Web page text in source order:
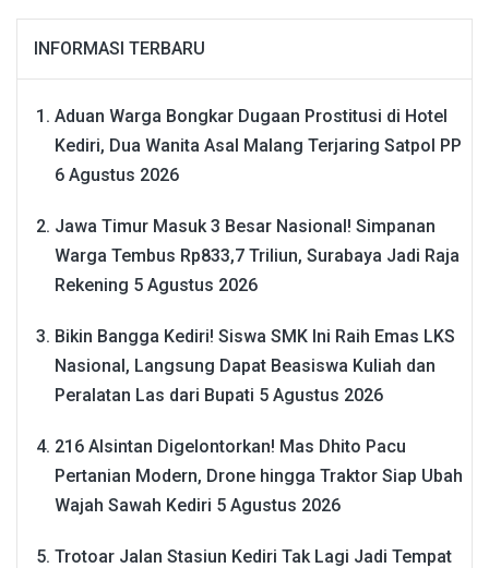
INFORMASI TERBARU
Aduan Warga Bongkar Dugaan Prostitusi di Hotel
Kediri, Dua Wanita Asal Malang Terjaring Satpol PP
6 Agustus 2026
Jawa Timur Masuk 3 Besar Nasional! Simpanan
Warga Tembus Rp833,7 Triliun, Surabaya Jadi Raja
Rekening 5 Agustus 2026
Bikin Bangga Kediri! Siswa SMK Ini Raih Emas LKS
Nasional, Langsung Dapat Beasiswa Kuliah dan
Peralatan Las dari Bupati 5 Agustus 2026
216 Alsintan Digelontorkan! Mas Dhito Pacu
Pertanian Modern, Drone hingga Traktor Siap Ubah
Wajah Sawah Kediri 5 Agustus 2026
Trotoar Jalan Stasiun Kediri Tak Lagi Jadi Tempat